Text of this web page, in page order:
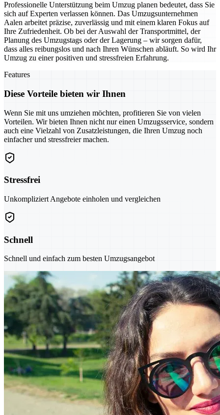
Professionelle Unterstützung beim Umzug planen bedeutet, dass Sie
sich auf Experten verlassen können. Das Umzugsunternehmen
Aalen arbeitet präzise, zuverlässig und mit einem klaren Fokus auf
Ihre Zufriedenheit. Ob bei der Auswahl der Transportmittel, der
Planung des Umzugstags oder der Lagerung – wir sorgen dafür,
dass alles reibungslos und nach Ihren Wünschen abläuft. So wird Ihr
Umzug zu einer positiven und stressfreien Erfahrung.
Features
Diese Vorteile bieten wir Ihnen
Wenn Sie mit uns umziehen möchten, profitieren Sie von vielen
Vorteilen. Wir bieten Ihnen nicht nur einen Umzugsservice, sondern
auch eine Vielzahl von Zusatzleistungen, die Ihren Umzug noch
einfacher und stressfreier machen.
Stressfrei
Unkompliziert Angebote einholen und vergleichen
Schnell
Schnell und einfach zum besten Umzugsangebot